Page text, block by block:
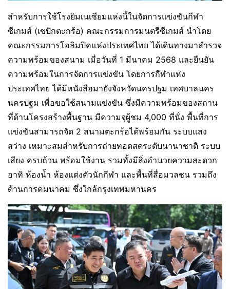
สำหรับการใช้โรงยิมเนเซียมแห่งนี้ในจัดการแข่งขันกีฬา
ซีเกมส์ (เซปักตะกร้อ) คณะกรรมการมนตรีซีเกมส์ นำโดย
คณะกรรมการโอลิมปิคแห่งประเทศไทย ได้เดินทางมาสำรวจ
ความพร้อมของสนาม เมื่อวันที่ 1 มีนาคม 2568 และยืนยัน
ความพร้อมในการจัดการแข่งขัน โดยการกีฬาแห่ง
ประเทศไทย ได้มีหนังสือมายังจังหวัดนครปฐม เทศบาลนคร
นครปฐม เพื่อขอใช้สนามแข่งขัน ซึ่งมีความพร้อมของสถาน
ที่ด้านโครงสร้างพื้นฐาน มีความจุผู้ชม 4,000 ที่นั่ง พื้นที่การ
แข่งขันสามารถจัด 2 สนามตะกร้อได้พร้อมกัน ระบบแสง
สว่าง เหมาะสมสำหรับการถ่ายทอดสดระดับนานาชาติ ระบบ
เสียง ครบถ้วน พร้อมใช้งาน รวมทั้งมีสิ่งอำนวยความสะดวก
อาทิ ห้องน้ำ ห้องแต่งตัวนักกีฬา และพื้นที่สื่อมวลชน รวมถึง
ด้านการคมนาคม ซึ่งใกล้กรุงเทพมหานคร